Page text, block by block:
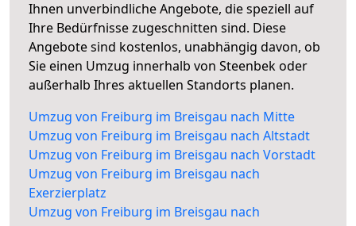
Ihnen unverbindliche Angebote, die speziell auf
Ihre Bedürfnisse zugeschnitten sind. Diese
Angebote sind kostenlos, unabhängig davon, ob
Sie einen Umzug innerhalb von Steenbek oder
außerhalb Ihres aktuellen Standorts planen.
Umzug von Freiburg im Breisgau nach Mitte
Umzug von Freiburg im Breisgau nach Altstadt
Umzug von Freiburg im Breisgau nach Vorstadt
Umzug von Freiburg im Breisgau nach
Exerzierplatz
Umzug von Freiburg im Breisgau nach